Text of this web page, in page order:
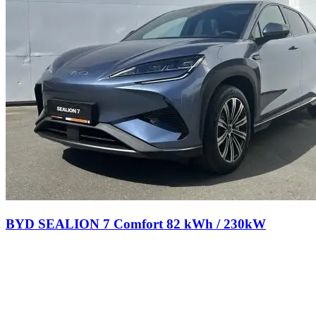
BYD SEALION 7 Comfort 82 kWh / 230kW